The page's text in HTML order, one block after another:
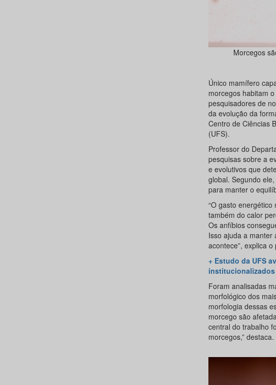
Morcegos
Único mamífero
morcegos habitam
pesquisadores de
da evolução da
Centro de Ciências
(UFS).
Professor do
pesquisas sobre a
e evolutivos que
global. Segundo
para manter o
“O gasto
também do calor
Os anfíbios
Isso ajuda a manter
acontece”, explica o
+ Estudo da UFS
institucionalizados
Foram analisadas
morfológico dos
morfologia dessas
morcego são
central do trabalho
morcegos,” destaca.